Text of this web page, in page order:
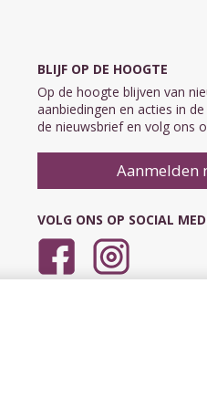
BLIJF OP DE HOOGTE
Op de hoogte blijven van
aanbiedingen en acties in
de nieuwsbrief en volg ons
Aanmelden
VOLG ONS OP SOCIAL